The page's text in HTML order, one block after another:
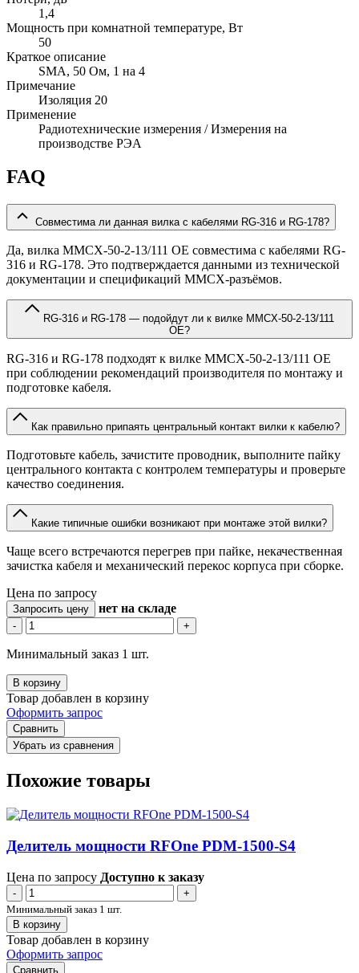
1,4
Мощность при комнатной температуре, Вт
50
Краткое описание
SMA, 50 Ом, 1 на 4
Примечание
Изоляция 20
Применение
Радиотехнические измерения / Измерения на
производстве РЭА
FAQ
Совместима ли данная вилка с кабелями RG-316 и RG-178?
Да, вилка MMCX-50-2-13/111 OE совместима с кабелями RG-
316 и RG-178. Это подтверждается данными из технической
документации и спецификаций MMCX-разъёмов.
OE?
RG-316 и RG-178 подходят к вилке MMCX-50-2-13/111 OE
при соблюдении рекомендаций производителя по монтажу и
подготовке кабеля.
Как правильно припаять центральный контакт вилки к кабелю?
Подготовьте кабель, зачистите проводник, выполните пайку
центрального контакта с контролем температуры и проверьте
качество соединения.
Какие типичные ошибки возникают при монтаже этой вилки?
Чаще всего встречаются перегрев при пайке, некачественная
зачистка кабеля и механический перекос корпуса при сборке.
Цена по запросу
Запросить цену нет на складе
- +
Минимальный заказ 1 шт.
В корзину
Товар добавлен в корзину
Оформить запрос
Сравнить
Убрать из сравнения
Похожие товары
Делитель мощности RFOne PDM-1500-S4
Цена по запросу Доступно к заказу
-
+
Минимальный заказ 1 шт.
В корзину
Товар добавлен в корзину
Оформить запрос
Сравнить